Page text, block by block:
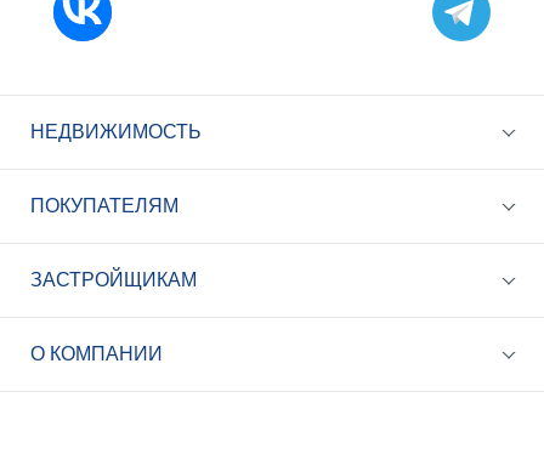
+7 (495) 785-56-17
НЕДВИЖИМОСТЬ
ПОКУПАТЕЛЯМ
ЗАСТРОЙЩИКАМ
О КОМПАНИИ